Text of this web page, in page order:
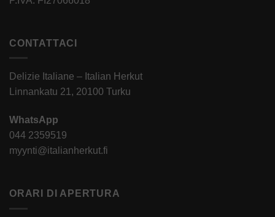
CONTATTACI
Delizie Italiane – Italian Herkut
Linnankatu 21, 20100 Turku
WhatsApp
044 2359519
myynti@italianherkut.fi
ORARI DI APERTURA